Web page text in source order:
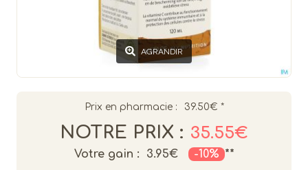
AGRANDIR
Prix en pharmacie : 39.50€ *
NOTRE PRIX : 35.55€
Votre gain : 3.95€ -10% **